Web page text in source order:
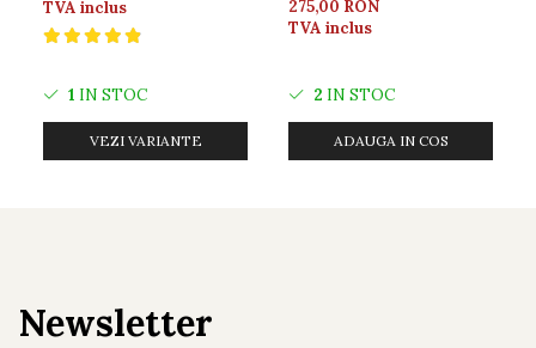
TVA inclus
1 IN STOC
VEZI VARIANTE
275,00 RON
TVA inclus
2 IN STOC
ADAUGA IN COS
Newsletter